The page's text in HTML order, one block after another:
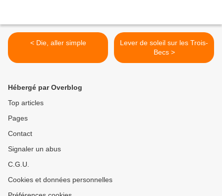
< Die, aller simple
Lever de soleil sur les Trois-
Becs >
Hébergé par Overblog
Top articles
Pages
Contact
Signaler un abus
C.G.U.
Cookies et données personnelles